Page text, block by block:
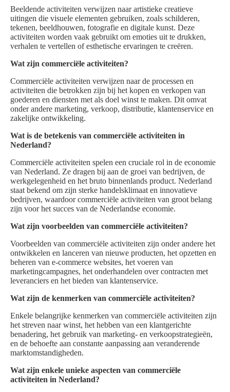
Beeldende activiteiten verwijzen naar artistieke creatieve
uitingen die visuele elementen gebruiken, zoals schilderen,
tekenen, beeldhouwen, fotografie en digitale kunst. Deze
activiteiten worden vaak gebruikt om emoties uit te drukken,
verhalen te vertellen of esthetische ervaringen te creëren.
Wat zijn commerciële activiteiten?
Commerciële activiteiten verwijzen naar de processen en
activiteiten die betrokken zijn bij het kopen en verkopen van
goederen en diensten met als doel winst te maken. Dit omvat
onder andere marketing, verkoop, distributie, klantenservice en
zakelijke ontwikkeling.
Wat is de betekenis van commerciële activiteiten in
Nederland?
Commerciële activiteiten spelen een cruciale rol in de economie
van Nederland. Ze dragen bij aan de groei van bedrijven, de
werkgelegenheid en het bruto binnenlands product. Nederland
staat bekend om zijn sterke handelsklimaat en innovatieve
bedrijven, waardoor commerciële activiteiten van groot belang
zijn voor het succes van de Nederlandse economie.
Wat zijn voorbeelden van commerciële activiteiten?
Voorbeelden van commerciële activiteiten zijn onder andere het
ontwikkelen en lanceren van nieuwe producten, het opzetten en
beheren van e-commerce websites, het voeren van
marketingcampagnes, het onderhandelen over contracten met
leveranciers en het bieden van klantenservice.
Wat zijn de kenmerken van commerciële activiteiten?
Enkele belangrijke kenmerken van commerciële activiteiten zijn
het streven naar winst, het hebben van een klantgerichte
benadering, het gebruik van marketing- en verkoopstrategieën,
en de behoefte aan constante aanpassing aan veranderende
marktomstandigheden.
Wat zijn enkele unieke aspecten van commerciële
activiteiten in Nederland?